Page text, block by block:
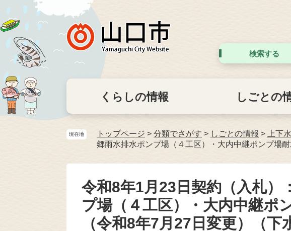
検索する
くらしの情報 しごとの
現在地 トップページ > 分類でさがす > しごとの情報 > 上下
郷雨水排水ポンプ場（４工区）・大内中継ポンプ場
令和8年1月23日契約（入札）
プ場（４工区）・大内中継ポ
（令和8年7月27日変更）（下